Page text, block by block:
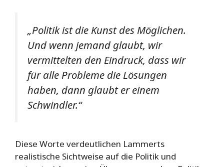
„Politik ist die Kunst des Möglichen.
Und wenn jemand glaubt, wir
vermittelten den Eindruck, dass wir
für alle Probleme die Lösungen
haben, dann glaubt er einem
Schwindler.“
Diese Worte verdeutlichen Lammerts
realistische Sichtweise auf die Politik und